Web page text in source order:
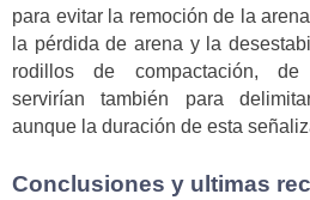
para evitar la remoción de la
la pérdida de arena y la
rodillos de compactación, de
servirían también para
aunque la duración de esta
Conclusiones y ultimas